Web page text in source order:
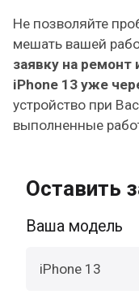
Не позволяйте
мешать вашей
заявку на ремонт
iPhone 13 уже
устройство при
выполненные
Оставить
Ваша модель
iPhone 13